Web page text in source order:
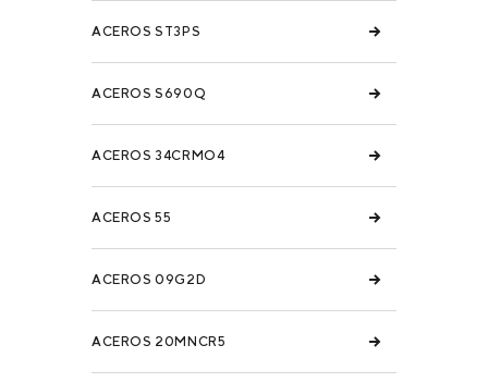
ACEROS ST3PS
ACEROS S690Q
ACEROS 34CRMO4
ACEROS 55
ACEROS 09G2D
ACEROS 20MNCR5